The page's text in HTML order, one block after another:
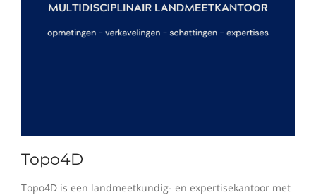
Topo4D
Topo4D is een landmeetkundig- en expertisekantoor met